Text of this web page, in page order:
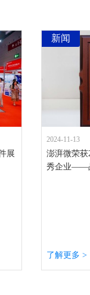
展
新闻
2024-11-13
澎湃微荣获
秀企业——
了解更多 >